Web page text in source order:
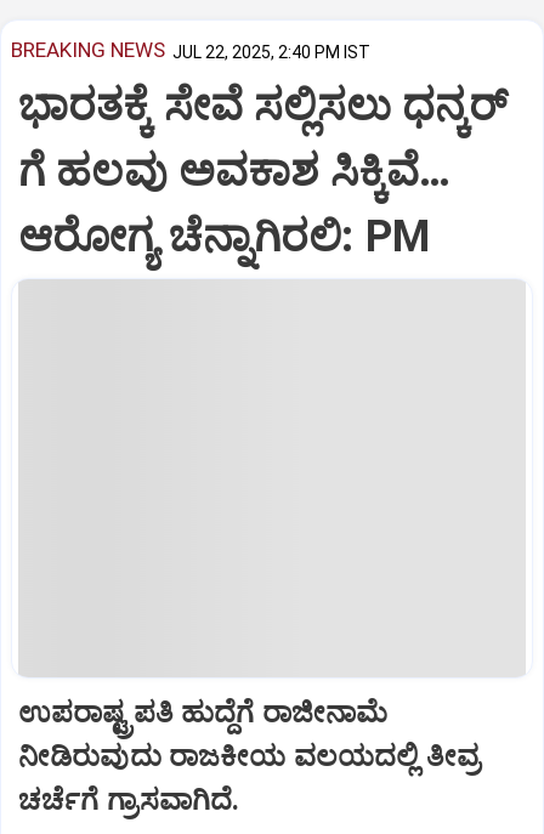
BREAKING NEWS JUL 22, 2025, 2:40 PM IST
ಭಾರತಕ್ಕೆ ಸೇವೆ ಸಲ್ಲಿಸಲು ಧನ್ಕರ್‌
ಗೆ ಹಲವು ಅವಕಾಶ ಸಿಕ್ಕಿವೆ…
ಆರೋಗ್ಯ ಚೆನ್ನಾಗಿರಲಿ: PM
ಉಪರಾಷ್ಟ್ರಪತಿ ಹುದ್ದೆಗೆ ರಾಜೀನಾಮೆ
ನೀಡಿರುವುದು ರಾಜಕೀಯ ವಲಯದಲ್ಲಿ ತೀವ್ರ
ಚರ್ಚೆಗೆ ಗ್ರಾಸವಾಗಿದೆ.